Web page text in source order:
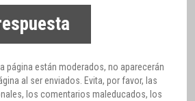
página están moderados, no aparecerán
al ser enviados. Evita, por favor, las
los comentarios maleducados, los